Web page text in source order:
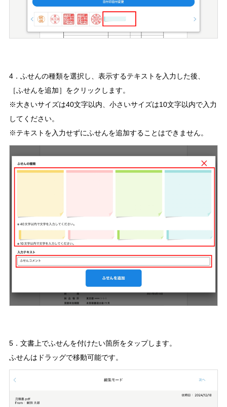
4．ふせんの種類を選択し、表示するテキストを入力した後、
［ふせんを追加］をクリックします。
※大きいサイズは40文字以内、小さいサイズは10文字以内で入力
してください。
※テキストを入力せずにふせんを追加することはできません。
5．文書上でふせんを付けたい箇所をタップします。
ふせんはドラッグで移動可能です。